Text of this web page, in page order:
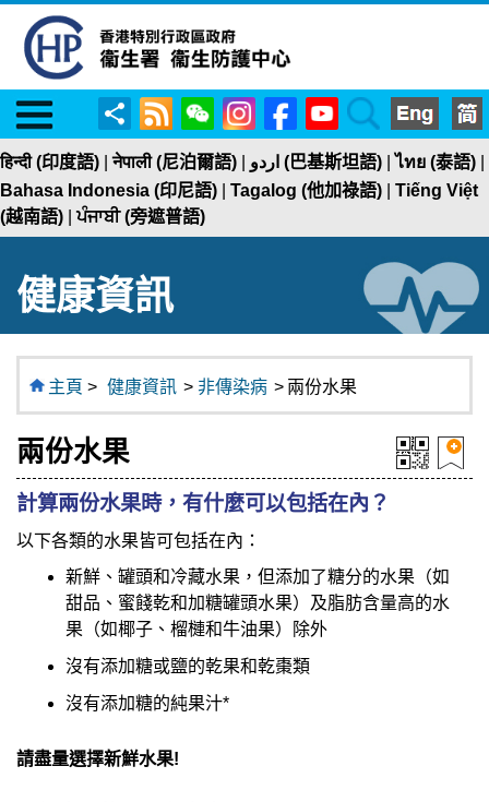
Menu
分
享
RSS WeChatInstagramFacebookYouTubeSearch
हिन्दी (印度語) |नेपाली (尼泊爾語) اردو (巴基斯坦語) |ไทย (泰語)
Bahasa Indonesia (印尼語)
Tagalog (他加祿語)
Tiếng Việt
(越南語) |ਪੰਜਾਬੀ (旁遮普語)
健康資訊
主頁 > 健康資訊 > 非傳染病 > 兩份水果
兩份水果
計算兩份水果時，有什麼可以包括在內？
以下各類的水果皆可包括在內：
新鮮、罐頭和冷藏水果，但添加了糖分的水果（如
甜品、蜜餞乾和加糖罐頭水果）及脂肪含量高的水
果（如椰子、榴槤和牛油果）除外
沒有添加糖或鹽的乾果和乾棗類
沒有添加糖的純果汁*
請盡量選擇新鮮水果!